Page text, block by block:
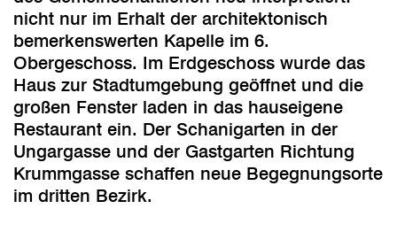
nicht nur im Erhalt der architektonisch
bemerkenswerten Kapelle im 6.
Obergeschoss. Im Erdgeschoss wurde das
Haus zur Stadtumgebung geöffnet und die
großen Fenster laden in das hauseigene
Restaurant ein. Der Schanigarten in der
Ungargasse und der Gastgarten Richtung
Krummgasse schaffen neue Begegnungsorte
im dritten Bezirk.